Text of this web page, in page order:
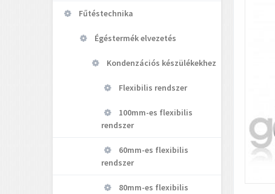
Fűtéstechnika
Égéstermék elvezetés
Kondenzációs készülékekhez
Flexibilis rendszer
100mm-es flexibilis
rendszer
60mm-es flexibilis
rendszer
80mm-es flexibilis